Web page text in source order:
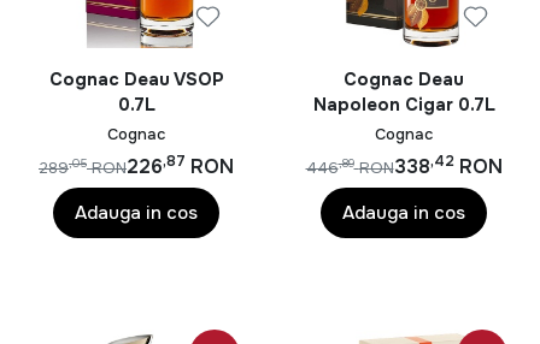
Cognac Deau VSOP
0.7L
Cognac
226,87 RON
289,05 RON
Adauga in cos
Cognac Deau
Napoleon Cigar 0.7L
Cognac
338,42 RON
446,89 RON
Adauga in cos